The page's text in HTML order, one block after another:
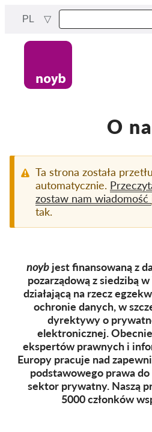
PL
Nasza praca
Sprawy w
Wszystkie
Reports &
Wesprzyj
Darowizny
Sponsoring
Tax
Login
O
Ta strona została
automatycznie.
zostaw nam wiadomość
tak.
noyb jest finansowaną z
pozarządową z siedzibą
działającą na rzecz
ochronie danych, w
dyrektywy o
elektronicznej. Obecnie
ekspertów prawnych i
Europy pracuje nad
podstawowego prawa
sektor prywatny. Naszą
5000 członków